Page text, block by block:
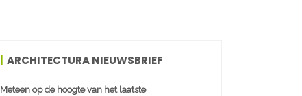
ARCHITECTURA NIEUWSBRIEF
Meteen op de hoogte van het laatste